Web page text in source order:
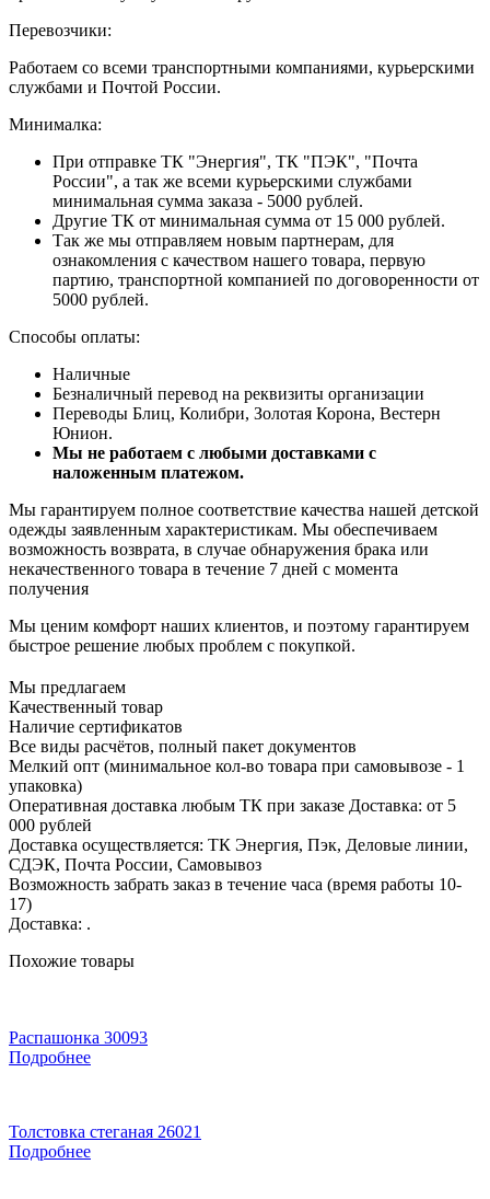
Перевозчики:
Работаем со всеми транспортными компаниями, курьерскими
службами и Почтой России.
Минималка:
При отправке ТК "Энергия", ТК "ПЭК", "Почта
России", а так же всеми курьерскими службами
минимальная сумма заказа - 5000 рублей.
Другие ТК от минимальная сумма от 15 000 рублей.
Так же мы отправляем новым партнерам, для
ознакомления с качеством нашего товара, первую
партию, транспортной компанией по договоренности от
5000 рублей.
Способы оплаты:
Наличные
Безналичный перевод на реквизиты организации
Переводы Блиц, Колибри, Золотая Корона, Вестерн
Юнион.
Мы не работаем с любыми доставками с
наложенным платежом.
Мы гарантируем полное соответствие качества нашей детской
одежды заявленным характеристикам. Мы обеспечиваем
возможность возврата, в случае обнаружения брака или
некачественного товара в течение 7 дней с момента
получения
Мы ценим комфорт наших клиентов, и поэтому гарантируем
быстрое решение любых проблем с покупкой.
Мы предлагаем
Качественный товар
Наличие сертификатов
Все виды расчётов, полный пакет документов
Мелкий опт (минимальное кол-во товара при самовывозе - 1
упаковка)
Оперативная доставка любым ТК при заказе Доставка: от 5
000 рублей
Доставка осуществляется: ТК Энергия, Пэк, Деловые линии,
СДЭК, Почта России, Самовывоз
Возможность забрать заказ в течение часа (время работы 10-
17)
Доставка: .
Похожие товары
Распашонка 30093
Подробнее
Толстовка стеганая 26021
Подробнее